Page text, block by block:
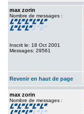
max zorin
Nombre de messages :
Inscrit le: 18 Oct 2001
Messages: 29561
Revenir en haut de page
max zorin
Nombre de messages :